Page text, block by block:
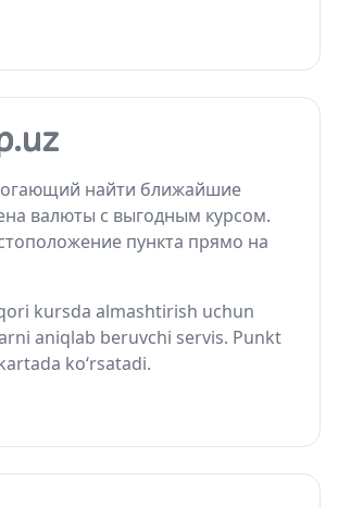
найти ближайшие
валюты с выгодным курсом.
пункта прямо на
kursda almashtirish uchun
aniqlab beruvchi servis. Punkt
ko‘rsatadi.